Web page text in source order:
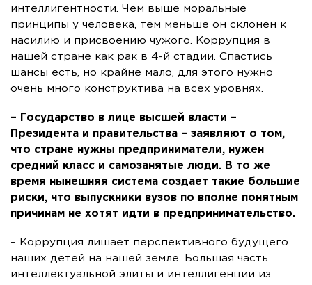
интеллигентности. Чем выше моральные
принципы у человека, тем меньше он склонен к
насилию и присвоению чужого. Коррупция в
нашей стране как рак в 4-й стадии. Спастись
шансы есть, но крайне мало, для этого нужно
очень много конструктива на всех уровнях.
– Государство в лице высшей власти –
Президента и правительства – заявляют о том,
что стране нужны предприниматели, нужен
средний класс и самозанятые люди. В то же
время нынешняя система создает такие большие
риски, что выпускники вузов по вполне понятным
причинам не хотят идти в предпринимательство.
– Коррупция лишает перспективного будущего
наших детей на нашей земле. Большая часть
интеллектуальной элиты и интеллигенции из